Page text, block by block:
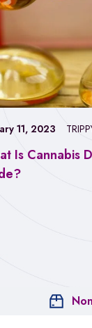
Is Cannabis
11, 2023